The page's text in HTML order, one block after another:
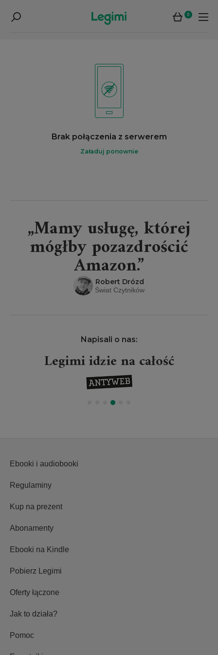
0
Brak połączenia z serwerem
Załaduj ponownie
„Mamy usługę, której
mógłby pozazdrościć
Amazon.”
Robert Drózd
Świat Czytników
Napisali o nas:
Legimi idzie na całość
Ebooki i audiobooki
Regulaminy
Kup na prezent
Abonamenty
Ebooki na Kindle
Pobierz Legimi
Oferty łączone
Jak to działa?
Pomoc